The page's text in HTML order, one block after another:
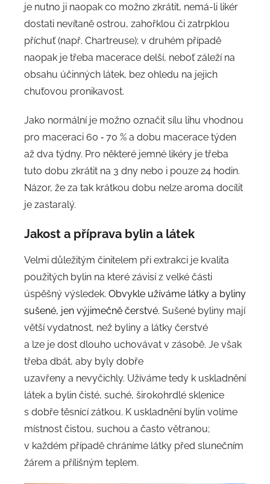
je nutno ji naopak co možno zkrátit, nemá-li likér
dostati nevítaně ostrou, zahořklou či zatrpklou
příchuť (např. Chartreuse); v druhém případě
naopak je třeba macerace delší, neboť záleží na
obsahu účinných látek, bez ohledu na jejich
chuťovou pronikavost.
Jako normální je možno označit sílu lihu vhodnou
pro maceraci 60 ‑ 70 % a dobu macerace týden
až dva týdny. Pro některé jemné likéry je třeba
tuto dobu zkrátit na 3 dny nebo i pouze 24 hodin.
Názor, že za tak krátkou dobu nelze aroma docílit
je zastaralý.
Jakost a příprava bylin a látek
Velmi důležitým činitelem při extrakci je kvalita
použitých bylin na které závisí z velké části
úspěšný výsledek. Obvykle užíváme látky a byliny
sušené, jen výjimečně čerstvé. Sušené byliny mají
větší vydatnost, než byliny a látky čerstvé
a lze je dost dlouho uchovávat v zásobě. Je však
třeba dbát, aby byly dobře
uzavřeny a nevyčichly. Užíváme tedy k uskladnění
látek a bylin čisté, suché, širokohrdlé sklenice
s dobře těsnící zátkou. K uskladnění bylin volíme
místnost čistou, suchou a často větranou;
v každém případě chráníme látky před slunečním
žárem a přílišným teplem.